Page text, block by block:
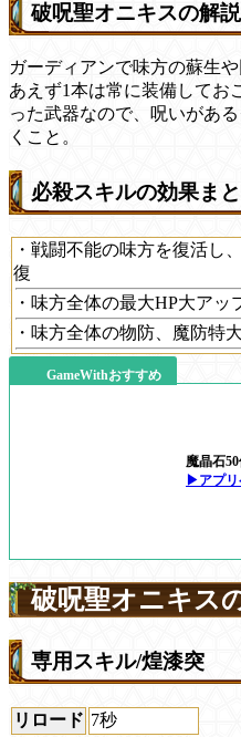
破呪聖オニキスの解説
ガーディアンで味方の蘇生
あえず1本は常に装備してお
った武器なので、呪いがあ
くこと。
必殺スキルの効果ま
・戦闘不能の味方を復活し
復
・味方全体の最大HP大アッ
・味方全体の物防、魔防特
GameWithおすすめ
魔晶石50
▶アプリ
破呪聖オニキス
専用スキル/煌漆突
リロード 7秒